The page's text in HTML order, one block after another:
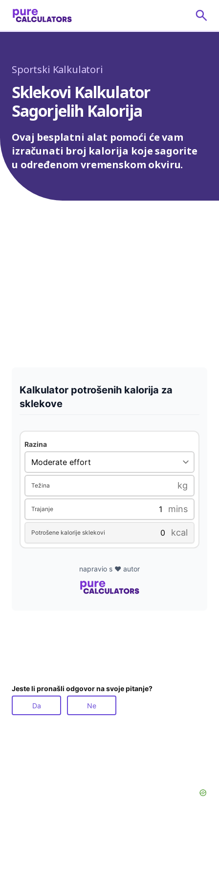
Sportski Kalkulatori
Sklekovi Kalkulator
Sagorjelih Kalorija
Ovaj besplatni alat pomoći će vam
izračunati broj kalorija koje sagorite
u određenom vremenskom okviru.
Kalkulator potrošenih kalorija za
sklekove
Razina
Težina kg
Trajanje mins
Potrošene kalorije sklekovi kcal
napravio s ❤️ autor
Jeste li pronašli odgovor na svoje pitanje?
Da Ne